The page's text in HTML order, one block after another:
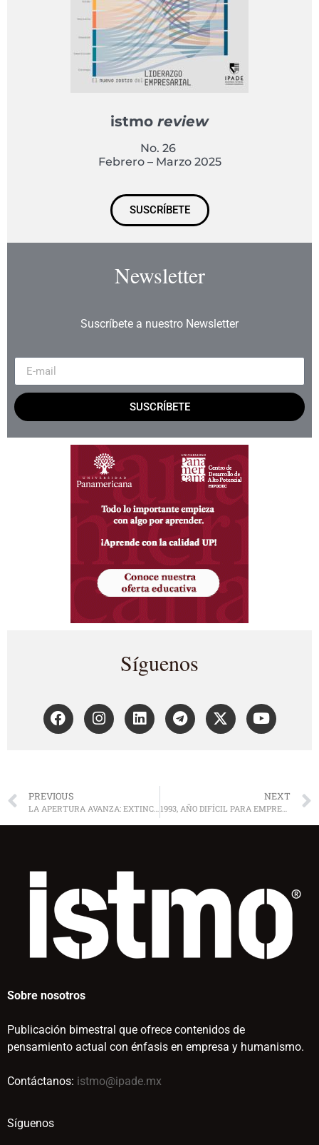
istmo review
No. 26
Febrero – Marzo 2025
SUSCRÍBETE
Newsletter
Suscríbete a nuestro Newsletter
SUSCRÍBETE
Síguenos
PREVIOUS NEXT
1993, AÑO DIFÍCIL PARA EMPRESAS Y GOBIERNO
Sobre nosotros
Publicación bimestral que ofrece contenidos de
pensamiento actual con énfasis en empresa y humanismo.
Contáctanos: istmo@ipade.mx
Síguenos